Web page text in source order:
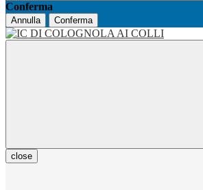
Conferma
Annulla Conferma
close